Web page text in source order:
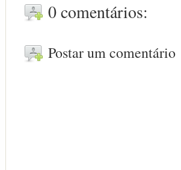
0 comentários:
Postar um comentário